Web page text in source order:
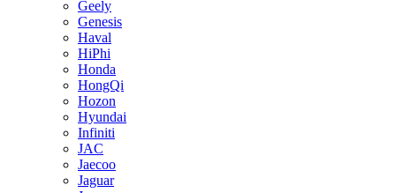
Geely
Genesis
Haval
HiPhi
Honda
HongQi
Hozon
Hyundai
Infiniti
JAC
Jaecoo
Jaguar